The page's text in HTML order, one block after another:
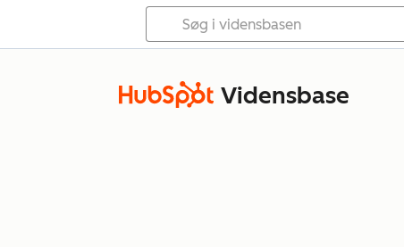
Vidensbase